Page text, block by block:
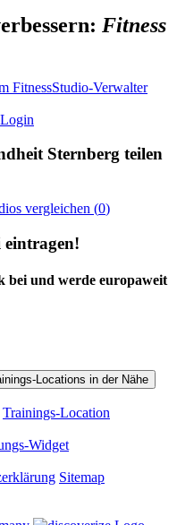
Fitness
FitnessStudio-Verwalter
Sternberg teilen
vergleichen (0)
bei und werde europaweit
Locations in der Nähe
Trainings-Location
Widget
Sitemap